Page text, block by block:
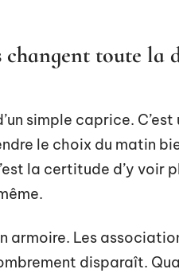
changent toute la
simple caprice. C’est
le choix du matin
la certitude d’y voir
armoire. Les
disparaît.